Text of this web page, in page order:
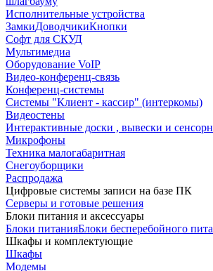
Исполнительные устройства
ЗамкиДоводчикиКнопки
Софт для СКУД
Мультимедиа
Оборудование VoIP
Видео-конференц-связь
Конференц-системы
Системы "Клиент - кассир" (интеркомы)
Видеостены
Интерактивные доски , вывески и
Микрофоны
Техника малогабаритная
Снегоуборщики
Распродажа
Цифровые системы записи на базе ПК
Серверы и готовые решения
Блоки питания и аксессуары
Блоки питанияБлоки бесперебойного
Шкафы и комплектующие
Шкафы
Модемы